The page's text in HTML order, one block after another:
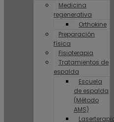
Medicina
regenerativa
Orthokine
Preparación
física
Fisioterapia
Tratamientos de
espalda
Escuela
de espalda
(Método
AMS)